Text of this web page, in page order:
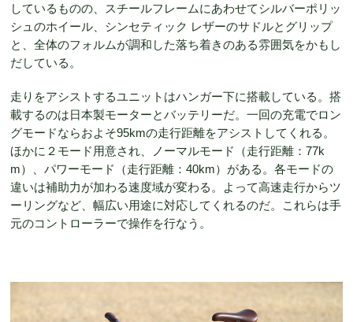
しているものの、スチールフレームにあわせてシルバーポリッ
シュのホイール、シンセティック レザーのサドルとグリップ
と、全体のフォルムが調和した落ち着きのある雰囲気をかもし
だしている。
走りをアシストするユニットはハンガー下に搭載している。搭
載するのは日本製モーターとバッテリーだ。一回の充電でロン
グモードならおよそ95kmの走行距離をアシストしてくれる。
ほかに２モード用意され、ノーマルモード（走行距離：77k
m）、パワーモード（走行距離：40km）がある。各モードの
違いは補助力が加わる速度域が変わる。よって高速走行からツ
ーリングなど、幅広い用途に対応してくれるのだ。これらは手
元のコントローラーで操作を行なう。